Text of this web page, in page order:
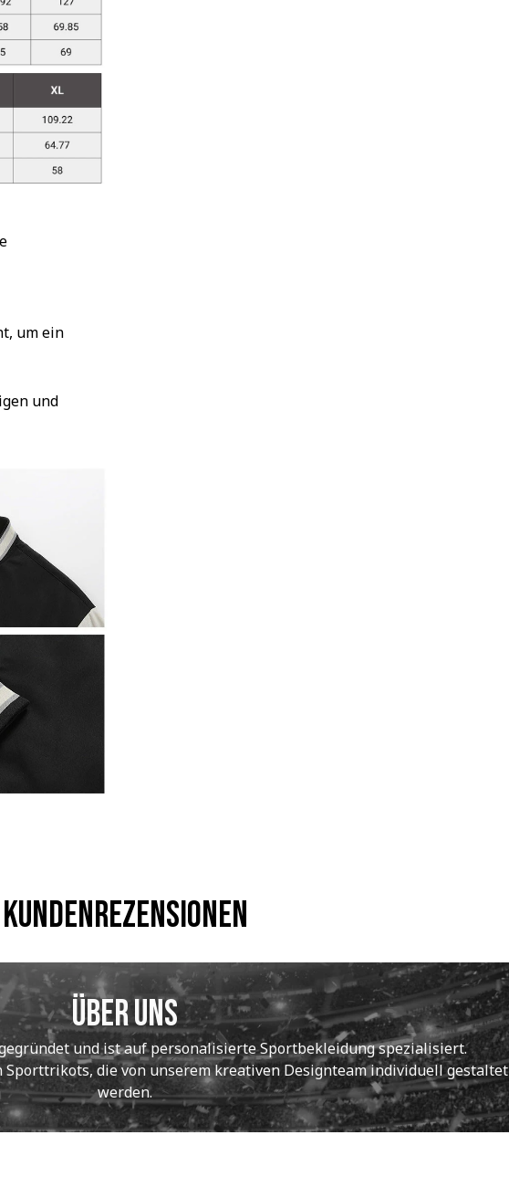
um ein
und
Kundenrezensionen
Über uns
und ist auf personalisierte Sportbekleidung spezialisiert.
die von unserem kreativen Designteam individuell gestaltet
werden.